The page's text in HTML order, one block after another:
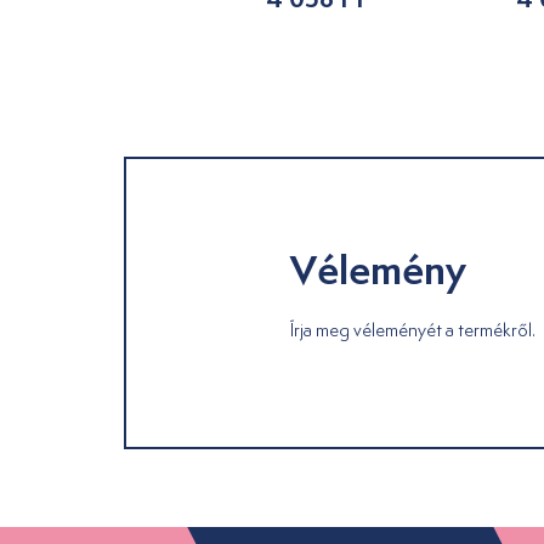
Vélemény
Írja meg véleményét a termékről.